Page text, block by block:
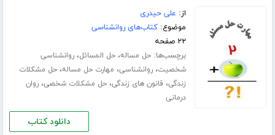
از: علی حیدری
موضوع:کتاب‌های روانشناسی
۲۲ صفحه
برچسب‌ها:حل مساله،حل المسائل،روانشناسی
شخصیت،روانشناسی، مهارت حل مساله،حل مشکلات
زندگی، قانون های زندگی،حل مشکلات شخصی،روان
درمانی
دانلود کتاب